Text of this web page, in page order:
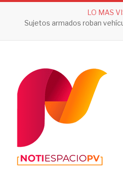
LO MAS
Sujetos armados roban